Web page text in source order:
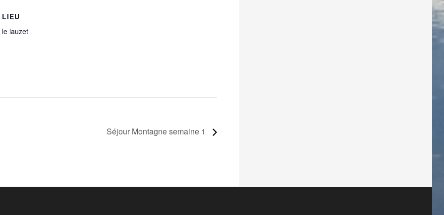
LIEU
le lauzet
Séjour Montagne semaine 1